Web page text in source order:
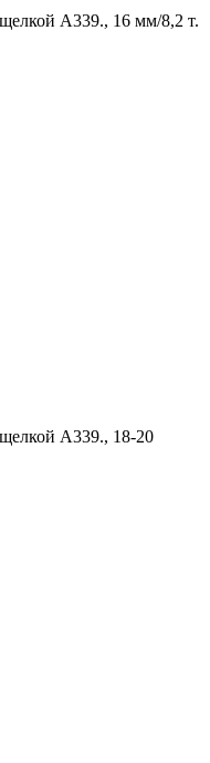
А339., 16 мм/8,2 т.
А339., 18-20